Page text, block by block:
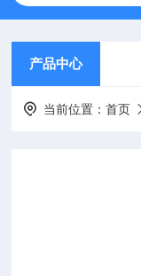
产品中心
当前位置：首页